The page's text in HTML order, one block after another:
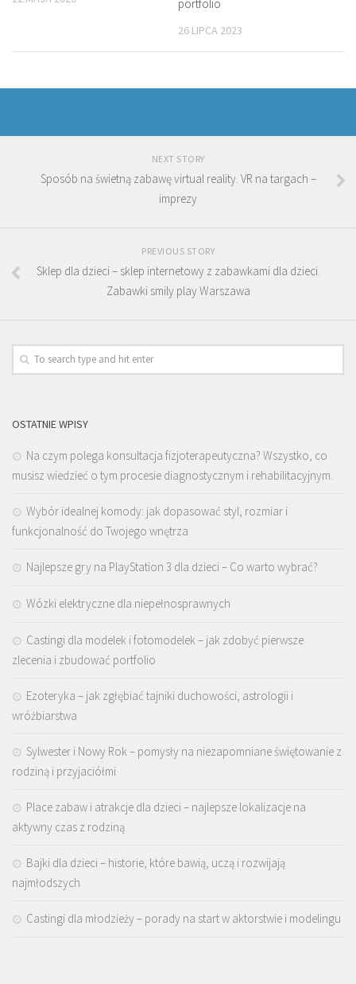
portfolio
26 LIPCA 2023
NEXT STORY
Sposób na świetną zabawę virtual reality. VR na targach –
imprezy
PREVIOUS STORY
Sklep dla dzieci – sklep internetowy z zabawkami dla dzieci.
Zabawki smily play Warszawa
OSTATNIE WPISY
Na czym polega konsultacja fizjoterapeutyczna? Wszystko, co
musisz wiedzieć o tym procesie diagnostycznym i rehabilitacyjnym.
Wybór idealnej komody: jak dopasować styl, rozmiar i
funkcjonalność do Twojego wnętrza
Najlepsze gry na PlayStation 3 dla dzieci – Co warto wybrać?
Wózki elektryczne dla niepełnosprawnych
Castingi dla modelek i fotomodelek – jak zdobyć pierwsze
zlecenia i zbudować portfolio
Ezoteryka – jak zgłębiać tajniki duchowości, astrologii i
wróżbiarstwa
Sylwester i Nowy Rok – pomysły na niezapomniane świętowanie z
rodziną i przyjaciółmi
Place zabaw i atrakcje dla dzieci – najlepsze lokalizacje na
aktywny czas z rodziną
Bajki dla dzieci – historie, które bawią, uczą i rozwijają
najmłodszych
Castingi dla młodzieży – porady na start w aktorstwie i modelingu